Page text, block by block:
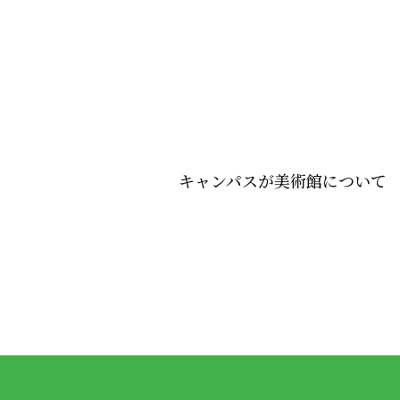
キャンパスが美術館について